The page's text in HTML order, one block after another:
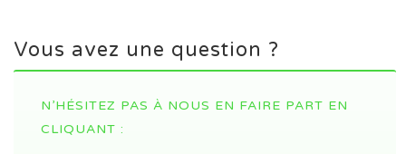
Vous avez une question ?
N’HÉSITEZ PAS À NOUS EN FAIRE PART EN
CLIQUANT :